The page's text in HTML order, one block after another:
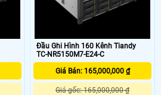
Đầu Ghi Hình 160 Kênh Tiandy
TC-NR5150M7-E24-C
Giá Bán: 165,000,000 ₫
Giá gốc: 165,000,000 ₫